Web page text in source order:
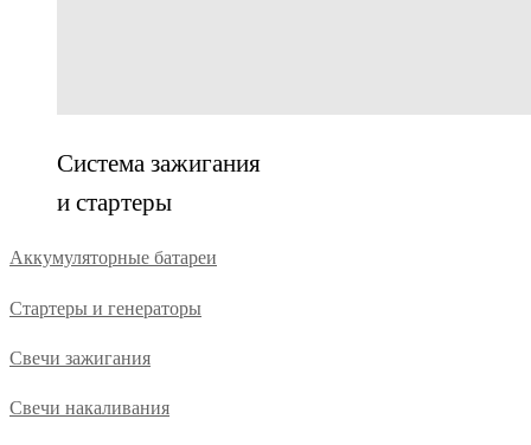
Система зажигания
и стартеры
Аккумуляторные батареи
Стартеры и генераторы
Свечи зажигания
Свечи накаливания